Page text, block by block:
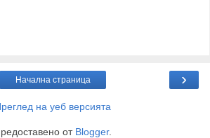
›
Начална страница
на уеб версията
от Blogger.